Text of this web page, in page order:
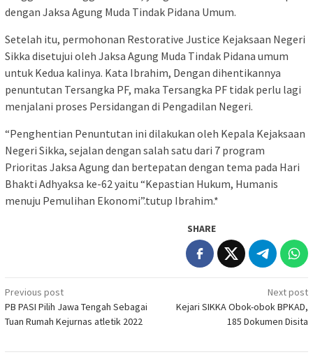
dengan Jaksa Agung Muda Tindak Pidana Umum.
Setelah itu, permohonan Restorative Justice Kejaksaan Negeri
Sikka disetujui oleh Jaksa Agung Muda Tindak Pidana umum
untuk Kedua kalinya. Kata Ibrahim, Dengan dihentikannya
penuntutan Tersangka PF, maka Tersangka PF tidak perlu lagi
menjalani proses Persidangan di Pengadilan Negeri.
“Penghentian Penuntutan ini dilakukan oleh Kepala Kejaksaan
Negeri Sikka, sejalan dengan salah satu dari 7 program
Prioritas Jaksa Agung dan bertepatan dengan tema pada Hari
Bhakti Adhyaksa ke-62 yaitu “Kepastian Hukum, Humanis
menuju Pemulihan Ekonomi”.tutup Ibrahim.*
SHARE
Post
navigation
Previous post
PB PASI Pilih Jawa Tengah Sebagai
Tuan Rumah Kejurnas atletik 2022
Next post
Kejari SIKKA Obok-obok BPKAD,
185 Dokumen Disita